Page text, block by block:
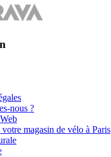
nous ?
magasin de vélo à Paris